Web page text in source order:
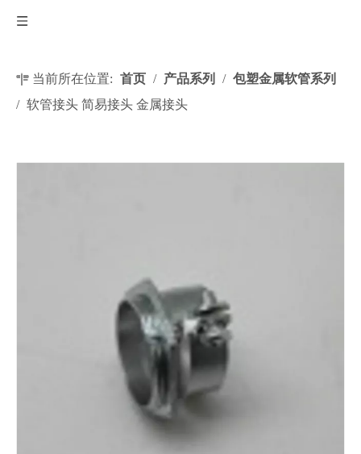
当前所在位置: 首页 / 产品系列 / 包塑金属软管系列
/ 软管接头 简易接头 金属接头